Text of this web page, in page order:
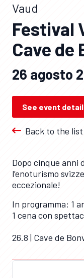
Vaud
Festival
Cave de
26 agosto
See event
Back to the
Dopo cinque anni
l’enoturismo
eccezionale!
In programma: 1
1 cena con
26.8 | Cave de